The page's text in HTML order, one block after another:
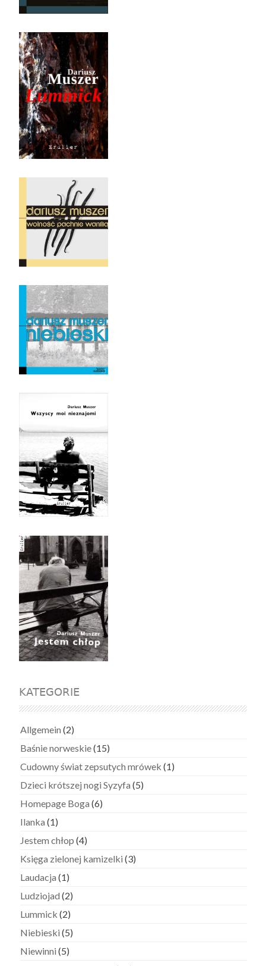
KATEGORIE
Allgemein (2)
Baśnie norweskie(15)
Cudowny świat zepsutych mrówek (1)
Dzieci krótszej nogi Syzyfa (5)
Homepage Boga (6)
Ilanka (1)
Jestem chłop (4)
Księga zielonej kamizelki (3)
Laudacja (1)
Ludziojad (2)
Lummick (2)
Niebieski (5)
Niewinni (5)